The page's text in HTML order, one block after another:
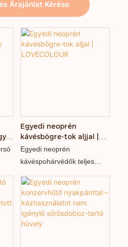
Árajánlat Kérése
Egyedi neoprén
kávésbögre-tok aljjal |
LOVECOLOUR
Egyedi neoprén
kávéspohárvédők teljes
aljjal, logónyomtatással és
újrafelhasználható
szigeteléssel. Gyárilag
OEM, minimális rendelési